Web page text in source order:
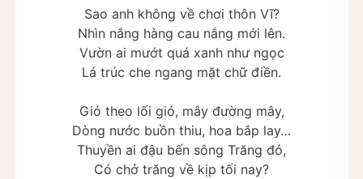
Sao anh không về chơi thôn Vĩ?
Nhìn nắng hàng cau nắng mới lên.
Vườn ai mướt quá xanh như ngọc
Lá trúc che ngang mặt chữ điền.
Gió theo lối gió, mây đường mây,
Dòng nước buồn thiu, hoa bắp lay…
Thuyền ai đậu bến sông Trăng đó,
Có chở trăng về kịp tối nay?